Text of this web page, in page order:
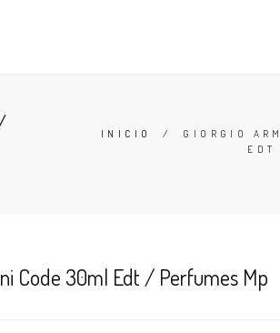
INICIO / GIORGIO
EDT
Code 30ml Edt / Perfumes Mp